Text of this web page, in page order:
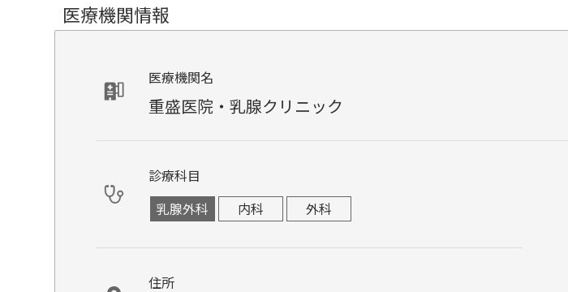
医療機関情報
医療機関名
重盛医院・乳腺クリニック
診療科目
乳腺外科
内科 外科
住所